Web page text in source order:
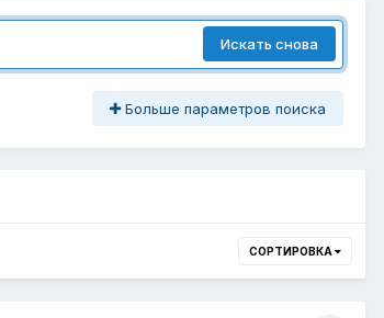
Искать снова
Больше параметров поиска
СОРТИРОВКА